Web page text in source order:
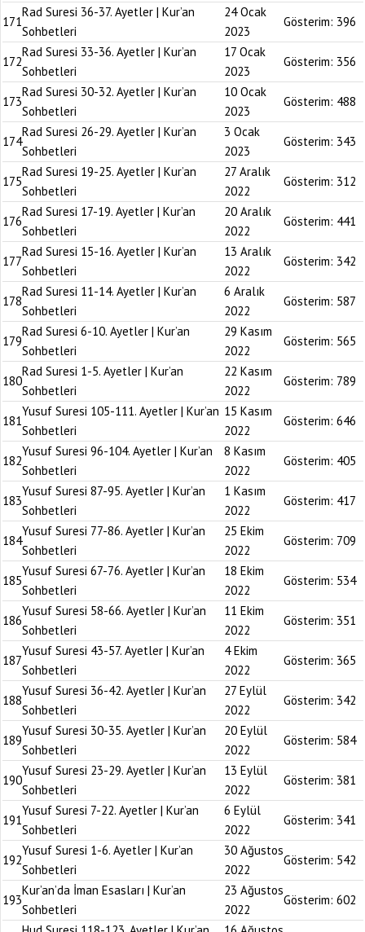
171
Rad Suresi 36-37. Ayetler | Kur’an
Sohbetleri
24 Ocak
2023
Gösterim: 396
172
Rad Suresi 33-36. Ayetler | Kur’an
Sohbetleri
17 Ocak
2023
Gösterim: 356
173
Rad Suresi 30-32. Ayetler | Kur’an
Sohbetleri
10 Ocak
2023
Gösterim: 488
174
Rad Suresi 26-29. Ayetler | Kur’an
Sohbetleri
3 Ocak
2023
Gösterim: 343
175
Rad Suresi 19-25. Ayetler | Kur’an
Sohbetleri
27 Aralık
2022
Gösterim: 312
176
Rad Suresi 17-19. Ayetler | Kur’an
Sohbetleri
20 Aralık
2022
Gösterim: 441
177
Rad Suresi 15-16. Ayetler | Kur’an
Sohbetleri
13 Aralık
2022
Gösterim: 342
178
Rad Suresi 11-14. Ayetler | Kur’an
Sohbetleri
6 Aralık
2022
Gösterim: 587
179
Rad Suresi 6-10. Ayetler | Kur’an
Sohbetleri
29 Kasım
2022
Gösterim: 565
180
Rad Suresi 1-5. Ayetler | Kur’an
Sohbetleri
22 Kasım
2022
Gösterim: 789
181
Yusuf Suresi 105-111. Ayetler | Kur’an
Sohbetleri
15 Kasım
2022
Gösterim: 646
182
Yusuf Suresi 96-104. Ayetler | Kur’an
Sohbetleri
8 Kasım
2022
Gösterim: 405
183
Yusuf Suresi 87-95. Ayetler | Kur’an
Sohbetleri
1 Kasım
2022
Gösterim: 417
184
Yusuf Suresi 77-86. Ayetler | Kur’an
Sohbetleri
25 Ekim
2022
Gösterim: 709
185
Yusuf Suresi 67-76. Ayetler | Kur’an
Sohbetleri
18 Ekim
2022
Gösterim: 534
186
Yusuf Suresi 58-66. Ayetler | Kur’an
Sohbetleri
11 Ekim
2022
Gösterim: 351
187
Yusuf Suresi 43-57. Ayetler | Kur’an
Sohbetleri
4 Ekim
2022
Gösterim: 365
188
Yusuf Suresi 36-42. Ayetler | Kur’an
Sohbetleri
27 Eylül
2022
Gösterim: 342
189
Yusuf Suresi 30-35. Ayetler | Kur’an
Sohbetleri
20 Eylül
2022
Gösterim: 584
190
Yusuf Suresi 23-29. Ayetler | Kur’an
Sohbetleri
13 Eylül
2022
Gösterim: 381
191
Yusuf Suresi 7-22. Ayetler | Kur’an
Sohbetleri
6 Eylül
2022
Gösterim: 341
192
Yusuf Suresi 1-6. Ayetler | Kur’an
Sohbetleri
30 Ağustos
2022
Gösterim: 542
193
Kur’an’da İman Esasları | Kur’an
Sohbetleri
23 Ağustos
2022
Gösterim: 602